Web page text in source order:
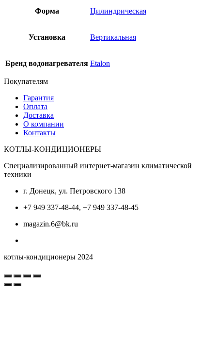
Форма Цилиндрическая
Установка Вертикальная
Бренд водонагревателя Etalon
Покупателям
Гарантия
Оплата
Доставка
О компании
Контакты
КОТЛЫ-КОНДИЦИОНЕРЫ
Специализированный интернет-магазин климатической
техники
г. Донецк, ул. Петровского 138
+7 949 337-48-44, +7 949 337-48-45
magazin.6@bk.ru
котлы-кондиционеры 2024